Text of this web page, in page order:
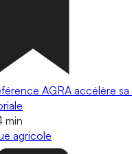
AGRA accélère
min
agricole